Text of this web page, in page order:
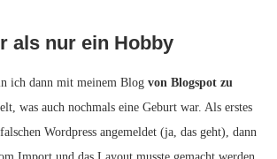
als nur ein Hobby
ich dann mit meinem Blog von Blogspot zu
was auch nochmals eine Geburt war. Als erstes
Wordpress angemeldet (ja, das geht), dann